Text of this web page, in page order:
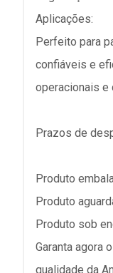
Aplicações:
Perfeito para
confiáveis e
operacionais e
Prazos de
Produto
Produto
Produto sob
Garanta agora
qualidade da